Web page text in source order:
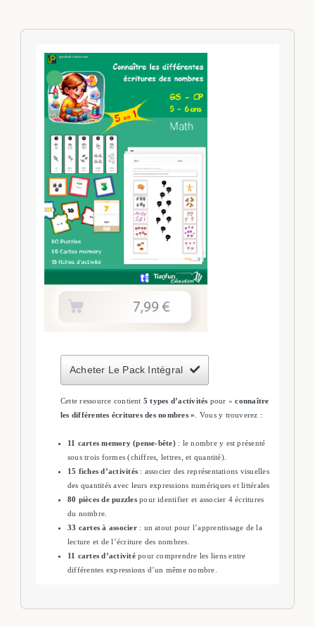
Acheter Le Pack Intégral
Cette ressource contient 5 types d’activités pour «connaître
les différentes écritures des nombres »
. Vous y trouverez :
11 cartes memory (pense-bête): le nombre y est présenté
sous trois formes (chiffres, lettres, et quantité).
15 fiches d’activités : associer des représentations visuelles
des quantités avec leurs expressions numériques et littérales
80 pièces de puzzlespour identifier et associer 4 écritures
du nombre.
33 cartes à associer: un atout pour l’apprentissage de la
lecture et de l’écriture des nombres.
11 cartes d’activitépour comprendre les liens entre
différentes expressions d’un même nombre.